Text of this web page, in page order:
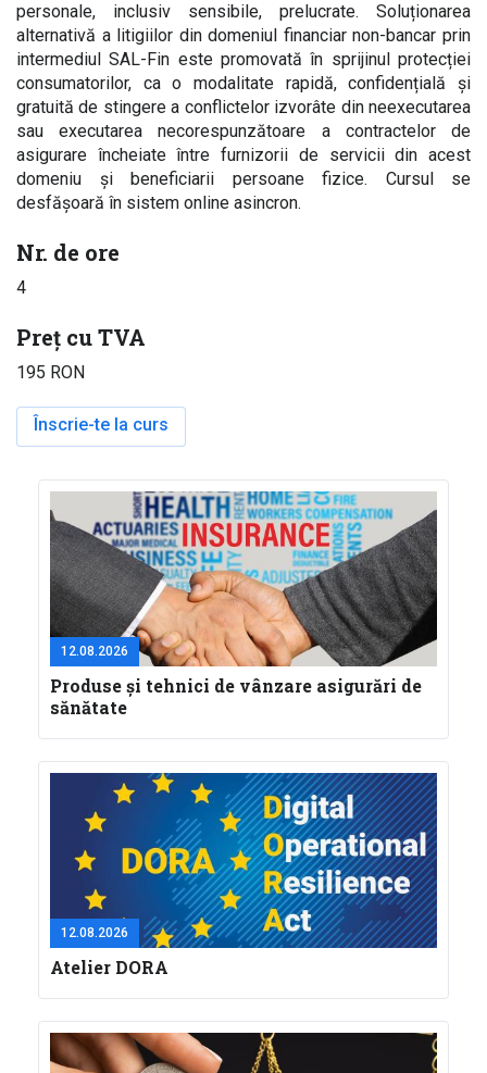
personale, inclusiv sensibile, prelucrate. Soluționarea
alternativă a litigiilor din domeniul financiar non-bancar prin
intermediul SAL-Fin este promovată în sprijinul protecției
consumatorilor, ca o modalitate rapidă, confidențială și
gratuită de stingere a conflictelor izvorâte din neexecutarea
sau executarea necorespunzătoare a contractelor de
asigurare încheiate între furnizorii de servicii din acest
domeniu și beneficiarii persoane fizice. Cursul se
desfășoară în sistem online asincron.
Nr. de ore
4
Preț cu TVA
195 RON
Înscrie-te la curs
12.08.2026
Produse și tehnici de vânzare asigurări de
sănătate
12.08.2026
Atelier DORA